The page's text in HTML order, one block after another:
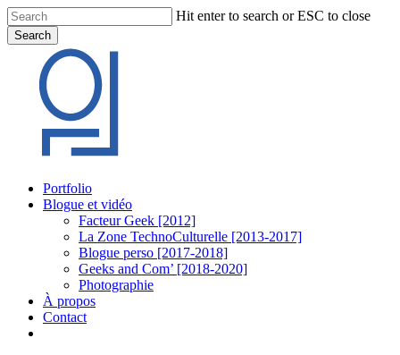
Skip
to
main
content
Hit enter to search or ESC to close
Search
Search
Menu
Portfolio
Blogue et vidéo
Facteur Geek [2012]
La Zone TechnoCulturelle [2013-2017]
Blogue perso [2017-2018]
Geeks and Com’ [2018-2020]
Photographie
À propos
Contact